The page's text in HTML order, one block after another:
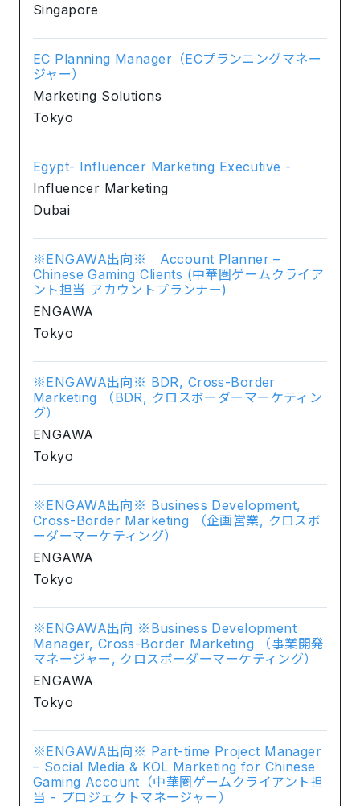
Singapore
EC Planning Manager（ECプランニングマネー
ジャー）
Marketing Solutions
Tokyo
Egypt- Influencer Marketing Executive -
Influencer Marketing
Dubai
※ENGAWA出向※ Account Planner –
Chinese Gaming Clients (中華圏ゲームクライア
ント担当 アカウントプランナー)
ENGAWA
Tokyo
※ENGAWA出向※ BDR, Cross-Border
Marketing （BDR, クロスボーダーマーケティン
グ）
ENGAWA
Tokyo
※ENGAWA出向※ Business Development,
Cross-Border Marketing （企画営業, クロスボ
ーダーマーケティング）
ENGAWA
Tokyo
※ENGAWA出向 ※Business Development
Manager, Cross-Border Marketing （事業開発
マネージャー, クロスボーダーマーケティング）
ENGAWA
Tokyo
※ENGAWA出向※ Part-time Project Manager
– Social Media & KOL Marketing for Chinese
Gaming Account（中華圏ゲームクライアント担
当 - プロジェクトマネージャー）